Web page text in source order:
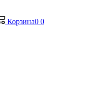
Корзина0 0